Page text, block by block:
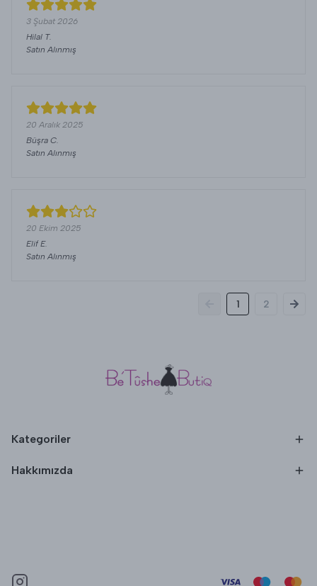
3 Şubat 2026
Hilal T.
Satın Alınmış
20 Aralık 2025
Büşra C.
Satın Alınmış
20 Ekim 2025
Elif E.
Satın Alınmış
1 2
Kategoriler
Hakkımızda